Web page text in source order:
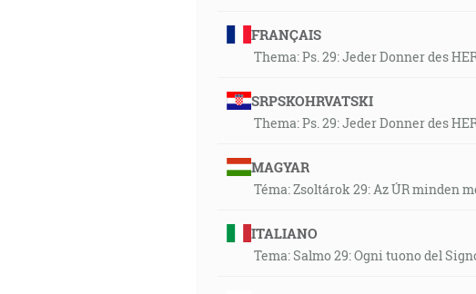
FRANÇAIS
Thema: Ps. 29: Jeder Donner des
SRPSKOHRVATSKI
Thema: Ps. 29: Jeder Donner des
MAGYAR
Téma: Zsoltárok 29: Az ÚR minden
ITALIANO
Tema: Salmo 29: Ogni tuono del